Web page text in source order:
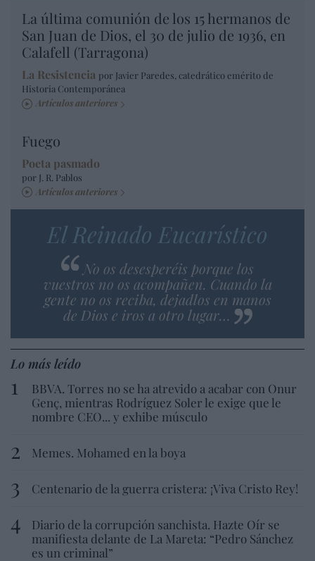
La última comunión de los 15 hermanos de
San Juan de Dios, el 30 de julio de 1936, en
Calafell (Tarragona)
La Resistencia por Javier Paredes, catedrático emérito de
Historia Contemporánea
Artículos anteriores
Fuego
Poeta pasmado
por J. R. Pablos
Artículos anteriores
El Reinado Eucarístico
No os desesperéis porque los
vuestros no os acompañen. Cuando la
gente no os reciba, dejadlos en manos
de Dios e iros a otro lugar…
Lo más leído
BBVA. Torres no se ha atrevido a acabar con Onur
Genç, mientras Rodríguez Soler le exige que le
nombre CEO... y exhibe músculo
Memes. Mohamed en la boya
Centenario de la guerra cristera: ¡Viva Cristo Rey!
Diario de la corrupción sanchista. Hazte Oír se
manifiesta delante de La Mareta: “Pedro Sánchez
es un criminal”